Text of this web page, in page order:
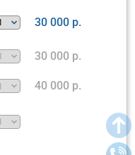
30 000 р.
30 000 р.
40 000 р.